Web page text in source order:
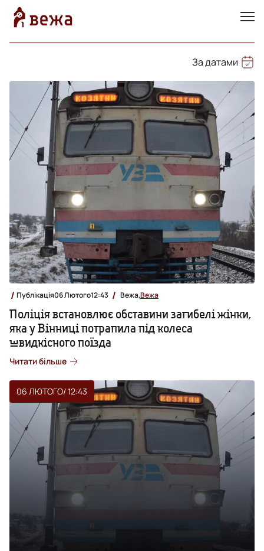
За датами
Публікація06 Лютого12:43 Вежа,Вежа
Поліція встановлює обставини загибелі жінки,
яка у Вінниці потрапила під колеса
швидкісного поїзда
Читати більше
06 ЛЮТОГО/ 12:43